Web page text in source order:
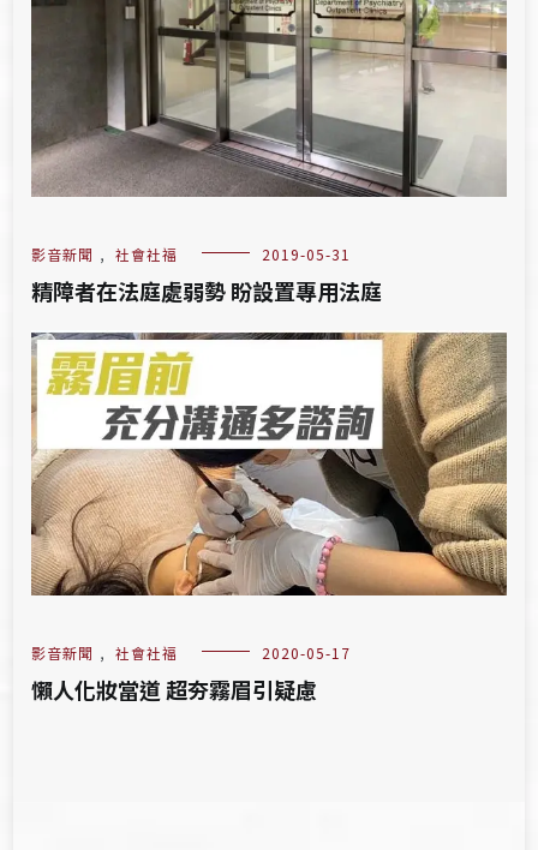
影音新聞 , 社會社福 2019-05-31
精障者在法庭處弱勢 盼設置專用法庭
影音新聞 , 社會社福 2020-05-17
懶人化妝當道 超夯霧眉引疑慮